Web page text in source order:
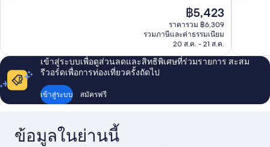
รีวิว
ราคา
ปัจจุบัน
คือ
฿5,423
฿5,423
ราคารวม ฿6,309
รวมภาษีและค่าธรรมเนียม
20 ส.ค. - 21 ส.ค.
96
รีวิว
เข้าสู่ระบบเพื่อดูส่วนลดและสิทธิพิเศษที่ร่วมรายการ สะสม
รีวอร์ดเพื่อการท่องเที่ยวครั้งถัดไป
เข้าสู่ระบบ สมัครฟรี
ข้อมูลในย่านนี้